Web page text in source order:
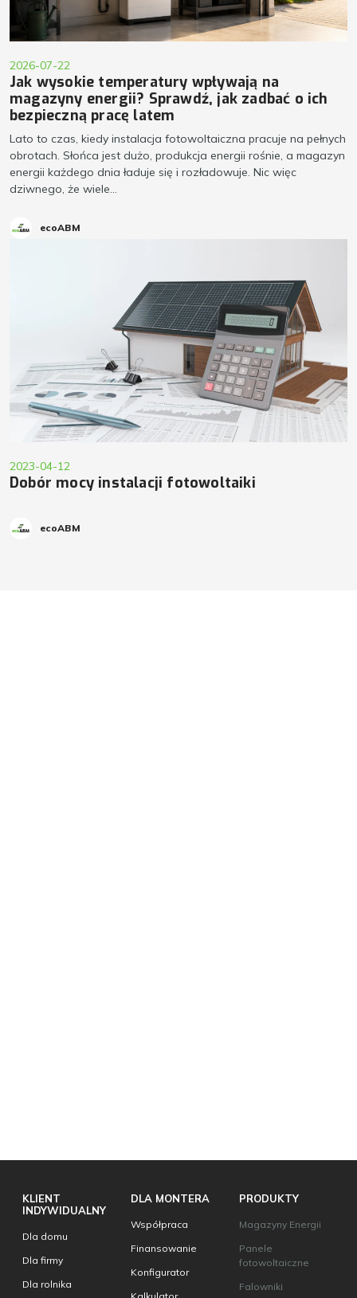
2026-07-22
Jak wysokie temperatury wpływają na
magazyny energii? Sprawdź, jak zadbać o ich
bezpieczną pracę latem
Lato to czas, kiedy instalacja fotowoltaiczna pracuje na pełnych
obrotach. Słońca jest dużo, produkcja energii rośnie, a magazyn
energii każdego dnia ładuje się i rozładowuje. Nic więc
dziwnego, że wiele...
ecoABM
2023-04-12
Dobór mocy instalacji fotowoltaiki
ecoABM
KLIENT
INDYWIDUALNY
Dla domu
Dla firmy
Dla rolnika
DLA MONTERA
Współpraca
Finansowanie
Konfigurator
PRODUKTY
Magazyny Energii
Panele
fotowoltaiczne
Falowniki